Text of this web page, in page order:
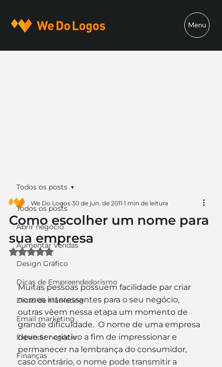
Menu
Todos os posts
Abrir negócio
Aumentar Vendas
Design Gráfico
Dicas de Empreendedorismo
Dicas de Marketing
Email marketing
Expandir negócio
Finanças
Todos os posts
Como escolher um nome para
sua empresa
We Do Logos 30 de jun. de 2011 1 min de leitura
Avaliado com NaN de 5 estrelas.
Muitas pessoas possuem facilidade par criar
nomes interessantes para o seu negócio,
outras vêem nessa etapa um momento de
grande dificuldade.  O nome de uma empresa
deve ser criativo a fim de impressionar e
permanecer na lembrança do consumidor,
caso contrário, o nome pode transmitir a